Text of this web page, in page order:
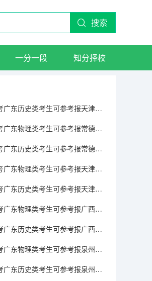
搜索
一分一段 知分择校
2026高考广东历史类考生可参考报天津城市建设管理职业技术学院的专业汇总
2026高考广东物理类考生可参考报常德职业技术学院的专业汇总
2026高考广东历史类考生可参考报常德职业技术学院的专业汇总
2026高考广东物理类考生可参考报天津铁道职业技术学院的专业汇总
2026高考广东历史类考生可参考报天津铁道职业技术学院的专业汇总
2026高考广东物理类考生可参考报广西民族大学相思湖学院的专业汇总
2026高考广东历史类考生可参考报广西民族大学相思湖学院的专业汇总
2026高考广东物理类考生可参考报泉州纺织服装职业学院的专业汇总
2026高考广东历史类考生可参考报泉州纺织服装职业学院的专业汇总